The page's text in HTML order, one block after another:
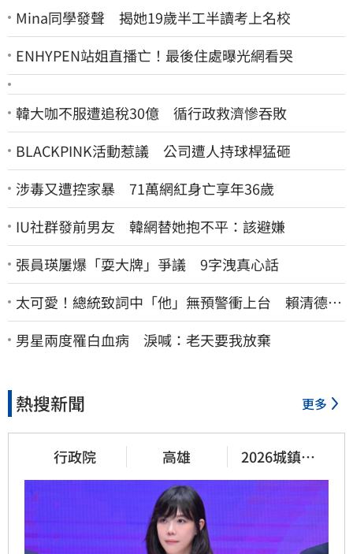
Mina同學發聲 揭她19歲半工半讀考上名校
ENHYPEN站姐直播亡！最後住處曝光網看哭
韓大咖不服遭追稅30億 循行政救濟慘吞敗
BLACKPINK活動惹議 公司遭人持球桿猛砸
涉毒又遭控家暴 71萬網紅身亡享年36歲
IU社群發前男友 韓網替她抱不平：該避嫌
張員瑛屢爆「耍大牌」爭議 9字洩真心話
太可愛！總統致詞中「他」無預警衝上台 賴清德笑
喊：卸任再交棒給你
男星兩度罹白血病 淚喊：老天要我放棄
熱搜新聞 更多
行政院 高雄
2026城鎮韌
性演習